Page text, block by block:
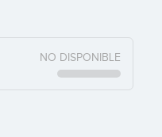
NO DISPONIBLE